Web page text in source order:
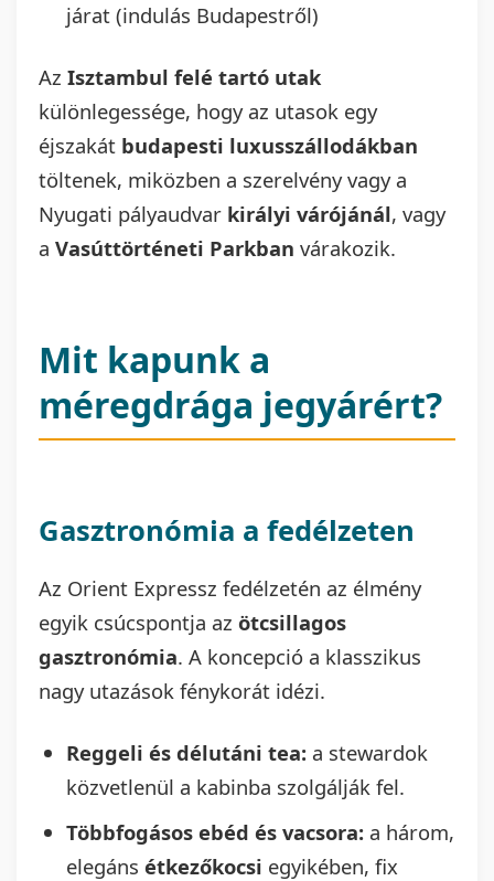
járat (indulás Budapestről)
Az Isztambul felé tartó utak
különlegessége, hogy az utasok egy
éjszakát budapesti luxusszállodákban
töltenek, miközben a szerelvény vagy a
Nyugati pályaudvar királyi várójánál, vagy
a Vasúttörténeti Parkban várakozik.
Mit kapunk a
méregdrága jegyárért?
Gasztronómia a fedélzeten
Az Orient Expressz fedélzetén az élmény
egyik csúcspontja az ötcsillagos
gasztronómia. A koncepció a klasszikus
nagy utazások fénykorát idézi.
Reggeli és délutáni tea: a stewardok
közvetlenül a kabinba szolgálják fel.
Többfogásos ebéd és vacsora: a három,
elegáns étkezőkocsi egyikében, fix